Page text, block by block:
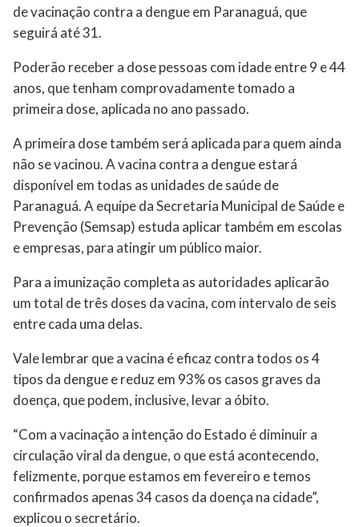
de vacinação contra a dengue em Paranaguá, que
seguirá até 31.
Poderão receber a dose pessoas com idade entre 9 e 44
anos, que tenham comprovadamente tomado a
primeira dose, aplicada no ano passado.
A primeira dose também será aplicada para quem ainda
não se vacinou. A vacina contra a dengue estará
disponível em todas as unidades de saúde de
Paranaguá. A equipe da Secretaria Municipal de Saúde e
Prevenção (Semsap) estuda aplicar também em escolas
e empresas, para atingir um público maior.
Para a imunização completa as autoridades aplicarão
um total de três doses da vacina, com intervalo de seis
entre cada uma delas.
Vale lembrar que a vacina é eficaz contra todos os 4
tipos da dengue e reduz em 93% os casos graves da
doença, que podem, inclusive, levar a óbito.
“Com a vacinação a intenção do Estado é diminuir a
circulação viral da dengue, o que está acontecendo,
felizmente, porque estamos em fevereiro e temos
confirmados apenas 34 casos da doença na cidade”,
explicou o secretário.